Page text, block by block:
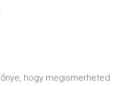
hogy megismerheted